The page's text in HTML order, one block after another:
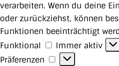
verarbeiten. Wenn du deine
oder zurückziehst, können
Funktionen beeinträchtigt
Funktional
Funktional
Immer aktiv
Präferenzen
Präferenzen